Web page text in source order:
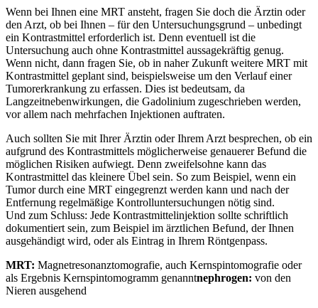
Wenn bei Ihnen eine MRT ansteht, fragen Sie doch die Ärztin oder
den Arzt, ob bei Ihnen – für den Untersuchungsgrund – unbedingt
ein Kontrastmittel erforderlich ist. Denn eventuell ist die
Untersuchung auch ohne Kontrastmittel aussagekräftig genug.
Wenn nicht, dann fragen Sie, ob in naher Zukunft weitere MRT mit
Kontrastmittel geplant sind, beispielsweise um den Verlauf einer
Tumorerkrankung zu erfassen. Dies ist bedeutsam, da
Langzeitnebenwirkungen, die Gadolinium zugeschrieben werden,
vor allem nach mehrfachen Injektionen auftraten.
Auch sollten Sie mit Ihrer Ärztin oder Ihrem Arzt besprechen, ob ein
aufgrund des Kontrastmittels möglicherweise genauerer Befund die
möglichen Risiken aufwiegt. Denn zweifelsohne kann das
Kontrastmittel das kleinere Übel sein. So zum Beispiel, wenn ein
Tumor durch eine MRT eingegrenzt werden kann und nach der
Entfernung regelmäßige Kontrolluntersuchungen nötig sind.
Und zum Schluss: Jede Kontrastmittelinjektion sollte schriftlich
dokumentiert sein, zum Beispiel im ärztlichen Befund, der Ihnen
ausgehändigt wird, oder als Eintrag in Ihrem Röntgenpass.
MRT: Magnetresonanztomografie, auch Kernspintomografie oder
als Ergebnis Kernspintomogramm genanntnephrogen: von den
Nieren ausgehend